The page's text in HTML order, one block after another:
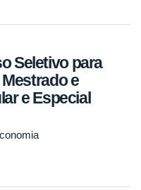
Seletivo para
e
e Especial